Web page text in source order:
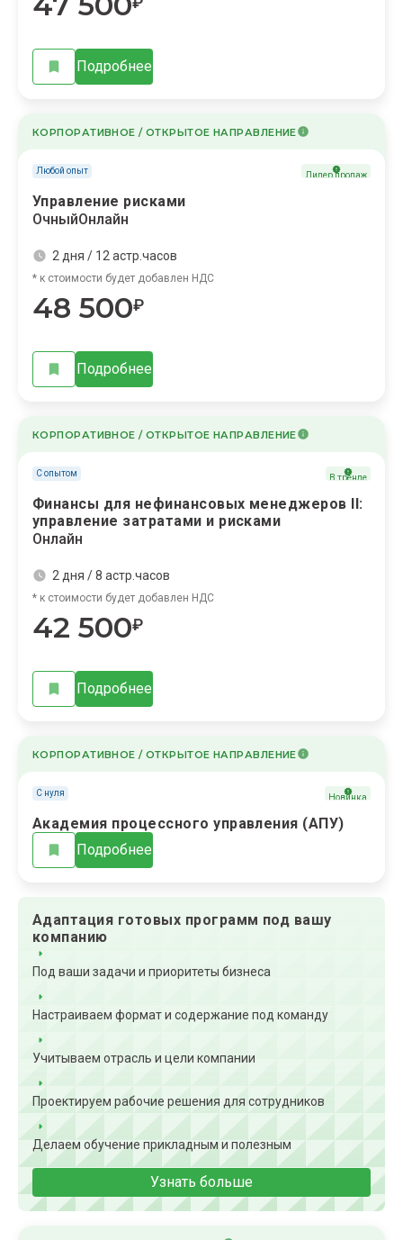
Подробнее
КОРПОРАТИВНОЕ / ОТКРЫТОЕ НАПРАВЛЕНИЕ
Любой опыт Лидер продаж
Управление рисками
ОчныйОнлайн
2 дня / 12 астр.часов
* к стоимости будет добавлен НДС
48 500₽
Подробнее
КОРПОРАТИВНОЕ / ОТКРЫТОЕ НАПРАВЛЕНИЕ
С опытом В тренде
Финансы для нефинансовых менеджеров II:
управление затратами и рисками
Онлайн
2 дня / 8 астр.часов
* к стоимости будет добавлен НДС
42 500₽
Подробнее
КОРПОРАТИВНОЕ / ОТКРЫТОЕ НАПРАВЛЕНИЕ
С нуля Новинка
Академия процессного управления (АПУ)
Подробнее
Адаптация готовых программ под вашу
компанию
Под ваши задачи и приоритеты бизнеса
Настраиваем формат и содержание под команду
Учитываем отрасль и цели компании
Проектируем рабочие решения для сотрудников
Делаем обучение прикладным и полезным
Узнать больше